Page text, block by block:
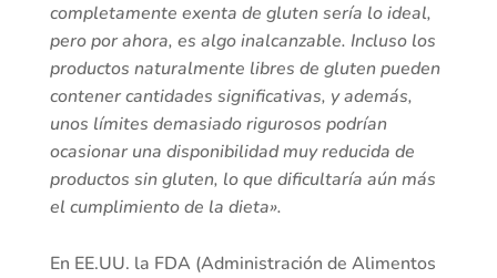
completamente exenta de gluten sería lo ideal,
pero por ahora, es algo inalcanzable. Incluso los
productos naturalmente libres de gluten pueden
contener cantidades significativas, y además,
unos límites demasiado rigurosos podrían
ocasionar una disponibilidad muy reducida de
productos sin gluten, lo que dificultaría aún más
el cumplimiento de la dieta».
En EE.UU. la FDA (Administración de Alimentos